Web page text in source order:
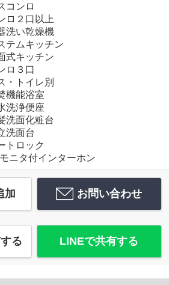
コンロ
ロ２口以上
洗い乾燥機
テムキッチン
式キッチン
ロ３口
・トイレ別
機能浴室
洗浄便座
洗面化粧台
洗面台
トロック
ニタ付インターホン
加 お問い合わせ
る LINEで共有する